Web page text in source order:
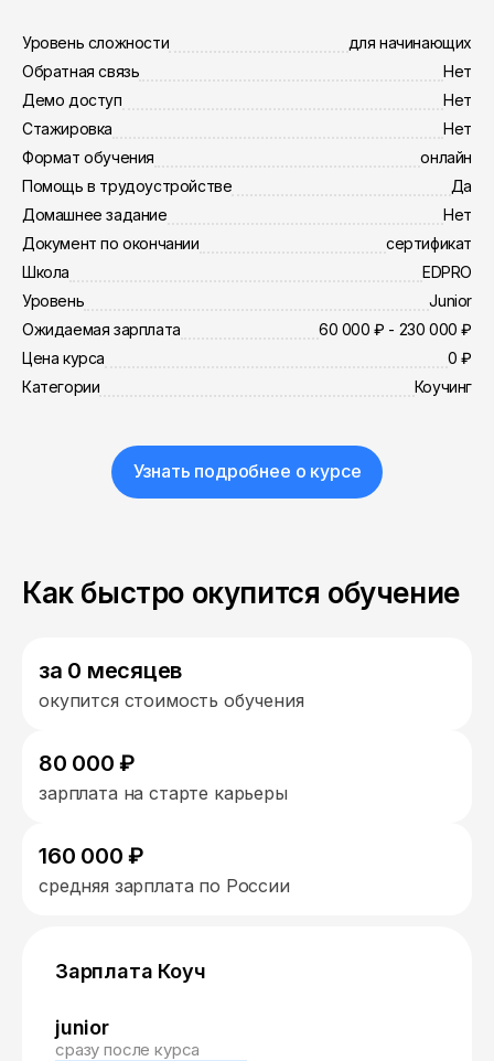
Уровень сложности
для начинающих
Обратная связь
Нет
Демо доступ
Нет
Стажировка
Нет
Формат обучения
онлайн
Помощь в трудоустройстве
Да
Домашнее задание
Нет
Документ по окончании
сертификат
Школа
EDPRO
Уровень
Junior
Ожидаемая зарплата
60 000 ₽ - 230 000 ₽
Цена курса
0 ₽
Категории
Коучинг
Узнать подробнее о курсе
Как быстро окупится обучение
за 0 месяцев
окупится стоимость обучения
80 000 ₽
зарплата на старте карьеры
160 000 ₽
средняя зарплата по России
Зарплата Коуч
junior
сразу после курса